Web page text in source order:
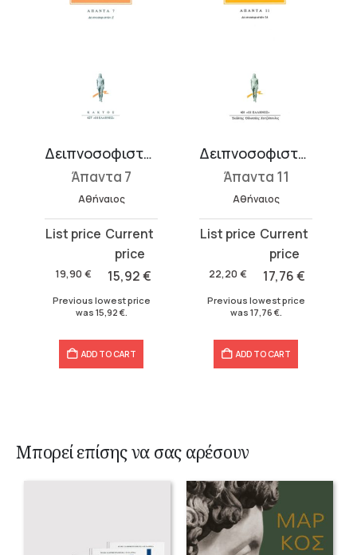
Δειπνοσοφιστών Ζ΄
Άπαντα 7
Αθήναιος
19,90 €
Original
was:
15,92€
Current
is:
Previous lowest price
was 15,92 €.
ADD TO CART
Δειπνοσοφιστών ΙΑ΄
Άπαντα 11
Αθήναιος
22,20 €
Original
was:
17,76€
Current
is:
Previous lowest price
was 17,76 €.
ADD TO CART
Μπορεί επίσης να σας αρέσουν